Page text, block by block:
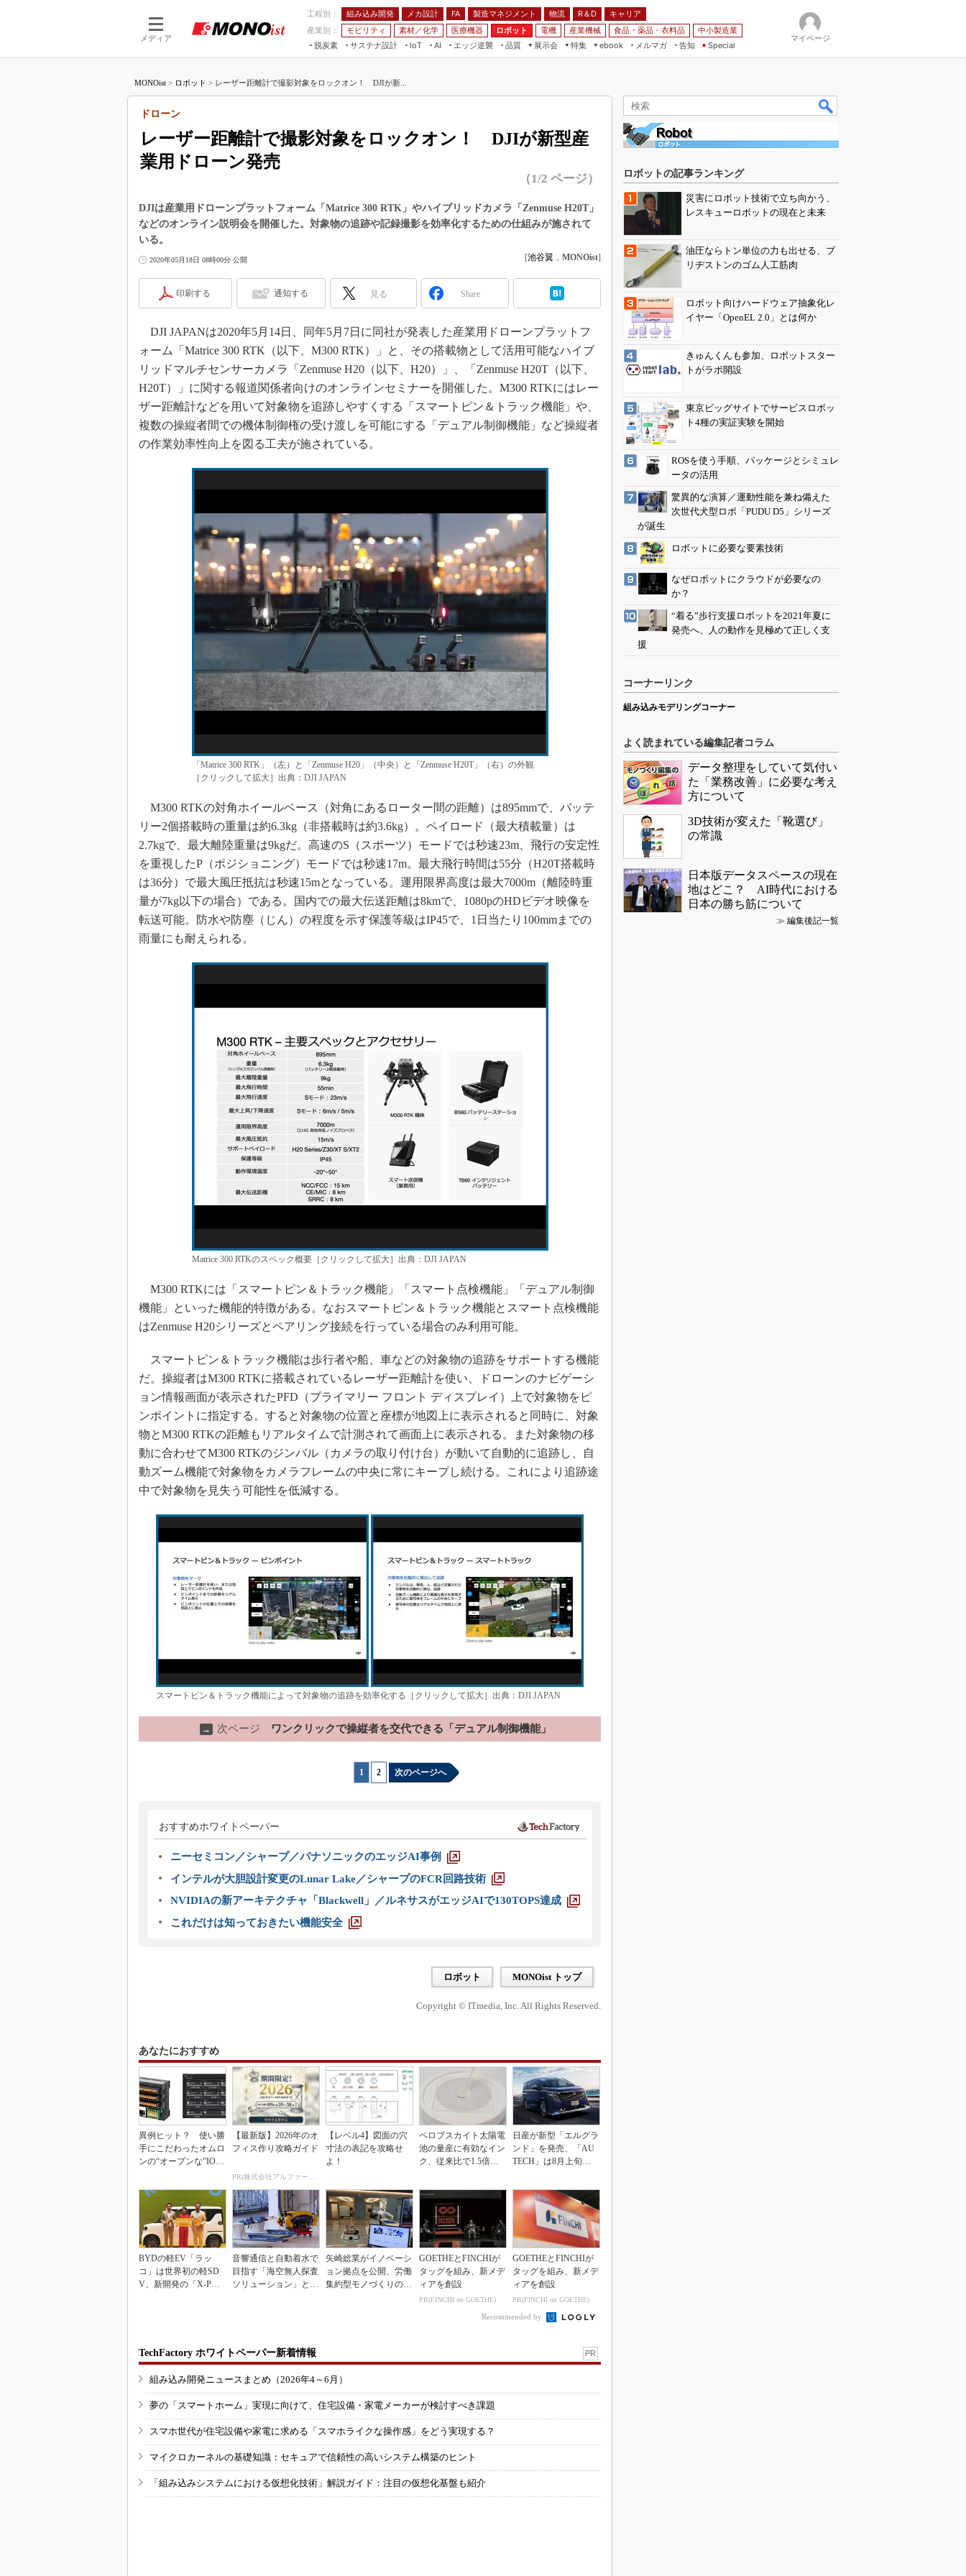
メディア
工程別： 組み込み開発 メカ設計 FA 製造マネジメント 物流 R＆D
キャリア
産業別：
モビリティ 素材／化学 医療機器 ロボット 電機 産業機械 食品・薬品・衣料品
中小製造業
脱炭素
サステナ設計
IoT
つながる工場
AI
AI×設備保全
エッジ逆襲 品質
展示会
JIMTOF
IIFES
TECHNO-FRONTIER
人テク展
日本ものづくりワールド
産業オープンネット展
特集
組み込みモデリング
3Dプリンタ
デジタルツインとCAE
S＆OP
インダストリー4.0
グローバル設計・開発
制御セキュリティ
新型コロナへの対応
ebook
メルマガ
告知 Special
マイページ
MONOist > ロボット > レーザー距離計で撮影対象をロックオン！ DJIが新...
レーザー距離計で撮影対象をロックオン！ DJIが新型産
業用ドローン発売
ドローン
（1/2 ページ）
DJIは産業用ドローンプラットフォーム「Matrice 300 RTK」やハイブリッドカメラ「Zenmuse H20T」
などのオンライン説明会を開催した。対象物の追跡や記録撮影を効率化するための仕組みが施されて
いる。
2020年05月18日 08時00分 公開 [池谷翼 ， MONOist]
印刷する 通知する 見る Share
DJI JAPANは2020年5月14日、同年5月7日に同社が発表した産業用ドローンプラットフ
ォーム「Matrice 300 RTK（以下、M300 RTK）」と、その搭載物として活用可能なハイブ
リッドマルチセンサーカメラ「Zenmuse H20（以下、H20）」、「Zenmuse H20T（以下、
H20T）」に関する報道関係者向けのオンラインセミナーを開催した。M300 RTKにはレー
ザー距離計などを用いて対象物を追跡しやすくする「スマートピン＆トラック機能」や、
複数の操縦者間での機体制御権の受け渡しを可能にする「デュアル制御機能」など操縦者
の作業効率性向上を図る工夫が施されている。
「Matrice 300 RTK」（左）と「Zenmuse H20」（中央）と「Zenmuse H20T」（右）の外観
［クリックして拡大］出典：DJI JAPAN
M300 RTKの対角ホイールベース（対角にあるローター間の距離）は895mmで、バッテ
リー2個搭載時の重量は約6.3kg（非搭載時は約3.6kg）。ペイロード（最大積載量）は
2.7kgで、最大離陸重量は9kgだ。高速のS（スポーツ）モードでは秒速23m、飛行の安定性
を重視したP（ポジショニング）モードでは秒速17m。最大飛行時間は55分（H20T搭載時
は36分）で最大風圧抵抗は秒速15mとなっている。運用限界高度は最大7000m（離陸時重
量が7kg以下の場合）である。国内での最大伝送距離は8kmで、1080pのHDビデオ映像を
転送可能。防水や防塵（じん）の程度を示す保護等級はIP45で、1日当たり100mmまでの
雨量にも耐えられる。
Matrice 300 RTKのスペック概要［クリックして拡大］出典：DJI JAPAN
M300 RTKには「スマートピン＆トラック機能」「スマート点検機能」「デュアル制御
機能」といった機能的特徴がある。なおスマートピン＆トラック機能とスマート点検機能
はZenmuse H20シリーズとペアリング接続を行っている場合のみ利用可能。
スマートピン＆トラック機能は歩行者や船、車などの対象物の追跡をサポートする機能
だ。操縦者はM300 RTKに搭載されているレーザー距離計を使い、ドローンのナビゲーシ
ョン情報画面が表示されたPFD（プライマリー フロント ディスプレイ）上で対象物をピ
ンポイントに指定する。すると対象物の位置と座標が地図上に表示されると同時に、対象
物とM300 RTKの距離もリアルタイムで計測されて画面上に表示される。また対象物の移
動に合わせてM300 RTKのジンバル（カメラの取り付け台）が動いて自動的に追跡し、自
動ズーム機能で対象物をカメラフレームの中央に常にキープし続ける。これにより追跡途
中で対象物を見失う可能性を低減する。
スマートピン＆トラック機能によって対象物の追跡を効率化する［クリックして拡大］出典：DJI JAPAN
→ 次ページ ワンクリックで操縦者を交代できる「デュアル制御機能」
1 2 次のページへ
おすすめホワイトペーパー
ニーセミコン／シャープ／パナソニックのエッジAI事例
インテルが大胆設計変更のLunar Lake／シャープのFCR回路技術
NVIDIAの新アーキテクチャ「Blackwell」／ルネサスがエッジAIで130TOPS達成
これだけは知っておきたい機能安全
ロボット MONOist トップ
Copyright © ITmedia, Inc. All Rights Reserved.
あなたにおすすめ
異例ヒット？ 使い勝
手にこだわったオムロ
ンの“オープンな”IO-L
【最新版】2026年のオ
フィス作り攻略ガイド
PR(株式会社アルファーテクノ)
【レベル4】図面の穴
寸法の表記を攻略せ
よ！
ペロブスカイト太陽電
池の量産に有効なイン
ク、従来比で1.5倍の
日産が新型「エルグラ
ンド」を発売、「AU
TECH」は8月上旬に
BYDの軽EV「ラッ
コ」は世界初の軽SD
V、新開発の「X-PAC
音響通信と自動着水で
目指す「海空無人探査
ソリューション」とは
矢崎総業がイノベーシ
ョン拠点を公開、労働
集約型モノづくりのス
GOETHEとFINCHIが
タッグを組み、新メデ
ィアを創設
PR(FINCHI on GOETHE)
GOETHEとFINCHIが
タッグを組み、新メデ
ィアを創設
PR(FINCHI on GOETHE)
Recommended by
TechFactory ホワイトペーパー新着情報 PR
組み込み開発ニュースまとめ（2026年4～6月）
夢の「スマートホーム」実現に向けて、住宅設備・家電メーカーが検討すべき課題
スマホ世代が住宅設備や家電に求める「スマホライクな操作感」をどう実現する？
マイクロカーネルの基礎知識：セキュアで信頼性の高いシステム構築のヒント
「組み込みシステムにおける仮想化技術」解説ガイド：注目の仮想化基盤も紹介
ロボットの記事ランキング
災害にロボット技術で立ち向かう、
レスキューロボットの現在と未来
油圧ならトン単位の力も出せる、ブ
リヂストンのゴム人工筋肉
ロボット向けハードウェア抽象化レ
イヤー「OpenEL 2.0」とは何か
きゅんくんも参加、ロボットスター
トがラボ開設
東京ビッグサイトでサービスロボッ
ト4種の実証実験を開始
ROSを使う手順、パッケージとシミュレ
ータの活用
驚異的な演算／運動性能を兼ね備えた
次世代犬型ロボ「PUDU D5」シリーズ
が誕生
ロボットに必要な要素技術
なぜロボットにクラウドが必要なの
か？
“着る”歩行支援ロボットを2021年夏に
発売へ、人の動作を見極めて正しく支
援
コーナーリンク
組み込みモデリングコーナー
よく読まれている編集記者コラム
データ整理をしていて気付い
た「業務改善」に必要な考え
方について
3D技術が変えた「靴選び」
の常識
日本版データスペースの現在
地はどこ？ AI時代における
日本の勝ち筋について
≫ 編集後記一覧